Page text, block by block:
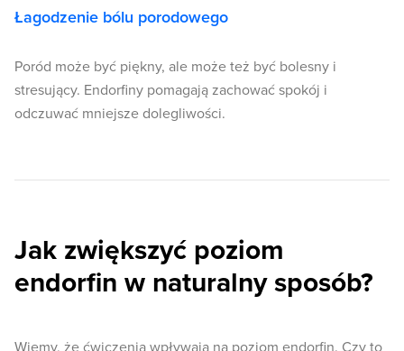
Łagodzenie bólu porodowego
Poród może być piękny, ale może też być bolesny i
stresujący. Endorfiny pomagają zachować spokój i
odczuwać mniejsze dolegliwości.
Jak zwiększyć poziom
endorfin w naturalny sposób?